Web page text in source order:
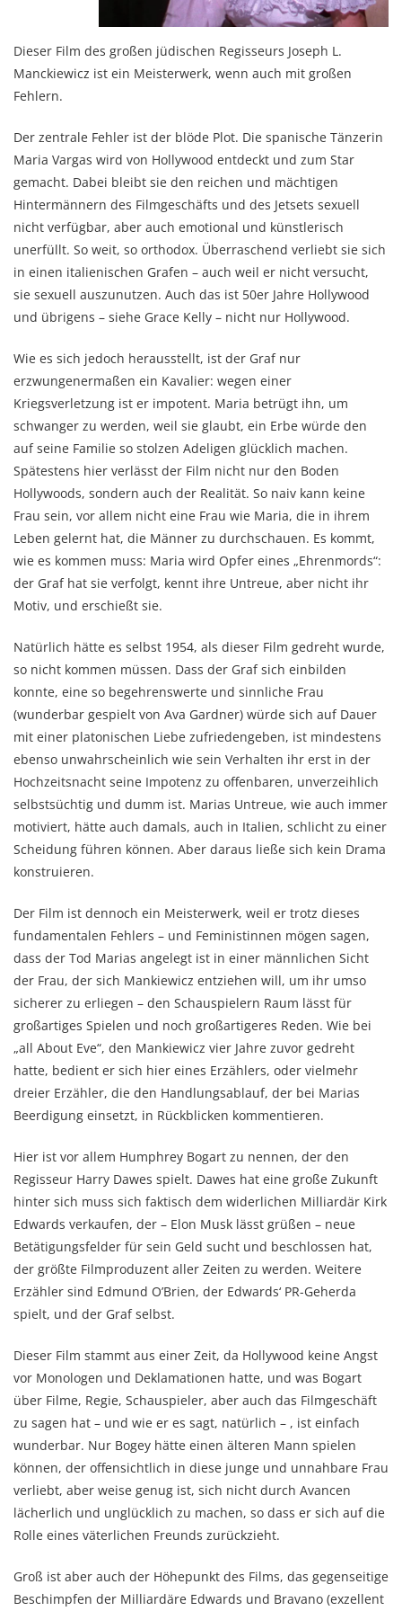
Dieser Film des großen jüdischen Regisseurs Joseph L.
Manckiewicz ist ein Meisterwerk, wenn auch mit großen
Fehlern.
Der zentrale Fehler ist der blöde Plot. Die spanische Tänzerin
Maria Vargas wird von Hollywood entdeckt und zum Star
gemacht. Dabei bleibt sie den reichen und mächtigen
Hintermännern des Filmgeschäfts und des Jetsets sexuell
nicht verfügbar, aber auch emotional und künstlerisch
unerfüllt. So weit, so orthodox. Überraschend verliebt sie sich
in einen italienischen Grafen – auch weil er nicht versucht,
sie sexuell auszunutzen. Auch das ist 50er Jahre Hollywood
und übrigens – siehe Grace Kelly – nicht nur Hollywood.
Wie es sich jedoch herausstellt, ist der Graf nur
erzwungenermaßen ein Kavalier: wegen einer
Kriegsverletzung ist er impotent. Maria betrügt ihn, um
schwanger zu werden, weil sie glaubt, ein Erbe würde den
auf seine Familie so stolzen Adeligen glücklich machen.
Spätestens hier verlässt der Film nicht nur den Boden
Hollywoods, sondern auch der Realität. So naiv kann keine
Frau sein, vor allem nicht eine Frau wie Maria, die in ihrem
Leben gelernt hat, die Männer zu durchschauen. Es kommt,
wie es kommen muss: Maria wird Opfer eines „Ehrenmords“:
der Graf hat sie verfolgt, kennt ihre Untreue, aber nicht ihr
Motiv, und erschießt sie.
Natürlich hätte es selbst 1954, als dieser Film gedreht wurde,
so nicht kommen müssen. Dass der Graf sich einbilden
konnte, eine so begehrenswerte und sinnliche Frau
(wunderbar gespielt von Ava Gardner) würde sich auf Dauer
mit einer platonischen Liebe zufriedengeben, ist mindestens
ebenso unwahrscheinlich wie sein Verhalten ihr erst in der
Hochzeitsnacht seine Impotenz zu offenbaren, unverzeihlich
selbstsüchtig und dumm ist. Marias Untreue, wie auch immer
motiviert, hätte auch damals, auch in Italien, schlicht zu einer
Scheidung führen können. Aber daraus ließe sich kein Drama
konstruieren.
Der Film ist dennoch ein Meisterwerk, weil er trotz dieses
fundamentalen Fehlers – und Feministinnen mögen sagen,
dass der Tod Marias angelegt ist in einer männlichen Sicht
der Frau, der sich Mankiewicz entziehen will, um ihr umso
sicherer zu erliegen – den Schauspielern Raum lässt für
großartiges Spielen und noch großartigeres Reden. Wie bei
„all About Eve“, den Mankiewicz vier Jahre zuvor gedreht
hatte, bedient er sich hier eines Erzählers, oder vielmehr
dreier Erzähler, die den Handlungsablauf, der bei Marias
Beerdigung einsetzt, in Rückblicken kommentieren.
Hier ist vor allem Humphrey Bogart zu nennen, der den
Regisseur Harry Dawes spielt. Dawes hat eine große Zukunft
hinter sich muss sich faktisch dem widerlichen Milliardär Kirk
Edwards verkaufen, der – Elon Musk lässt grüßen – neue
Betätigungsfelder für sein Geld sucht und beschlossen hat,
der größte Filmproduzent aller Zeiten zu werden. Weitere
Erzähler sind Edmund O’Brien, der Edwards‘ PR-Geherda
spielt, und der Graf selbst.
Dieser Film stammt aus einer Zeit, da Hollywood keine Angst
vor Monologen und Deklamationen hatte, und was Bogart
über Filme, Regie, Schauspieler, aber auch das Filmgeschäft
zu sagen hat – und wie er es sagt, natürlich – , ist einfach
wunderbar. Nur Bogey hätte einen älteren Mann spielen
können, der offensichtlich in diese junge und unnahbare Frau
verliebt, aber weise genug ist, sich nicht durch Avancen
lächerlich und unglücklich zu machen, so dass er sich auf die
Rolle eines väterlichen Freunds zurückzieht.
Groß ist aber auch der Höhepunkt des Films, das gegenseitige
Beschimpfen der Milliardäre Edwards und Bravano (exzellent